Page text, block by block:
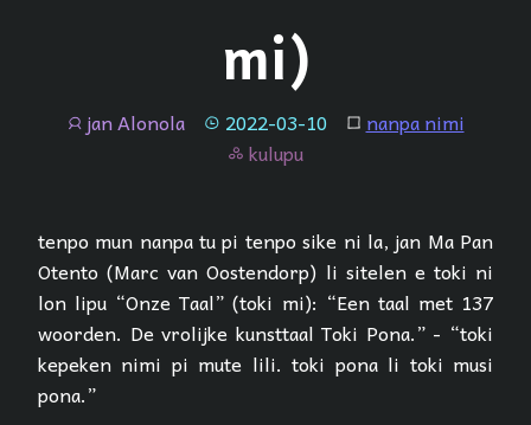
mi)
janjan Alonola tenpo 2022-03-10 lipu nanpa nimi
kulupu kulupu
tenpo mun nanpa tu pi tenpo sike ni la, jan Ma Pan
Otento (Marc van Oostendorp) li sitelen e toki ni
lon lipu “Onze Taal” (toki mi): “Een taal met 137
woorden. De vrolijke kunsttaal Toki Pona.” - “toki
kepeken nimi pi mute lili. toki pona li toki musi
pona.”